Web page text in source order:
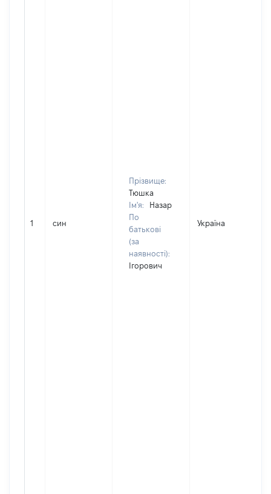
1 син
Прізвище:
Тюшка
Ім'я:
Назар
По
батькові
(за
наявності):
Ігорович
Україна